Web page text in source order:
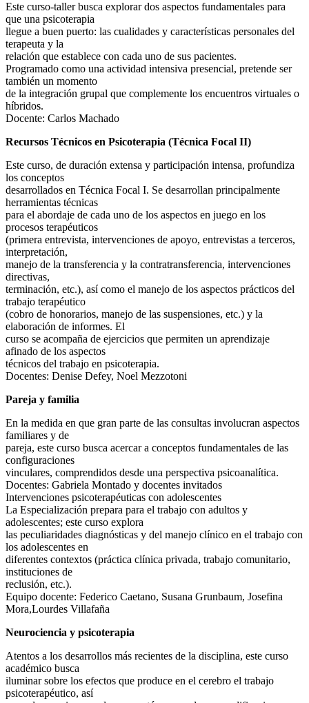
Este curso-taller busca explorar dos aspectos fundamentales para
que una psicoterapia
llegue a buen puerto: las cualidades y características personales del
terapeuta y la
relación que establece con cada uno de sus pacientes.
Programado como una actividad intensiva presencial, pretende ser
también un momento
de la integración grupal que complemente los encuentros virtuales o
híbridos.
Docente: Carlos Machado
Recursos Técnicos en Psicoterapia (Técnica Focal II)
Este curso, de duración extensa y participación intensa, profundiza
los conceptos
desarrollados en Técnica Focal I. Se desarrollan principalmente
herramientas técnicas
para el abordaje de cada uno de los aspectos en juego en los
procesos terapéuticos
(primera entrevista, intervenciones de apoyo, entrevistas a terceros,
interpretación,
manejo de la transferencia y la contratransferencia, intervenciones
directivas,
terminación, etc.), así como el manejo de los aspectos prácticos del
trabajo terapéutico
(cobro de honorarios, manejo de las suspensiones, etc.) y la
elaboración de informes. El
curso se acompaña de ejercicios que permiten un aprendizaje
afinado de los aspectos
técnicos del trabajo en psicoterapia.
Docentes: Denise Defey, Noel Mezzotoni
Pareja y familia
En la medida en que gran parte de las consultas involucran aspectos
familiares y de
pareja, este curso busca acercar a conceptos fundamentales de las
configuraciones
vinculares, comprendidos desde una perspectiva psicoanalítica.
Docentes: Gabriela Montado y docentes invitados
Intervenciones psicoterapéuticas con adolescentes
La Especialización prepara para el trabajo con adultos y
adolescentes; este curso explora
las peculiaridades diagnósticas y del manejo clínico en el trabajo con
los adolescentes en
diferentes contextos (práctica clínica privada, trabajo comunitario,
instituciones de
reclusión, etc.).
Equipo docente: Federico Caetano, Susana Grunbaum, Josefina
Mora,Lourdes Villafaña
Neurociencia y psicoterapia
Atentos a los desarrollos más recientes de la disciplina, este curso
académico busca
iluminar sobre los efectos que produce en el cerebro el trabajo
psicoterapéutico, así